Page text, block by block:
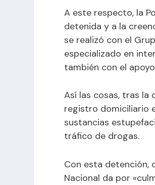
A este respecto, la
detenida y a la
se realizó con el
especializado en
también con el
Así las cosas, tras la
registro domiciliario
sustancias
tráfico de drogas.
Con esta detención,
Nacional da por